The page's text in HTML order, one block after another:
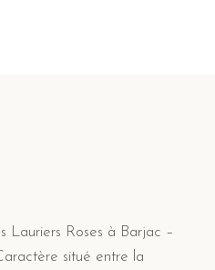
Lauriers Roses à Barjac –
situé entre la